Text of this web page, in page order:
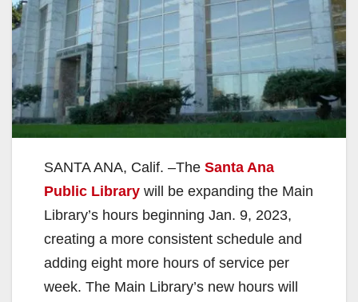
SANTA ANA, Calif. –The Santa Ana
Public Library will be expanding the Main
Library’s hours beginning Jan. 9, 2023,
creating a more consistent schedule and
adding eight more hours of service per
week. The Main Library’s new hours will